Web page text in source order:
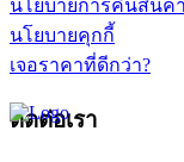
นโยบายการคืนสินค้า
นโยบายคุกกี้
เจอราคาที่ดีกว่า?
ติดต่อเรา